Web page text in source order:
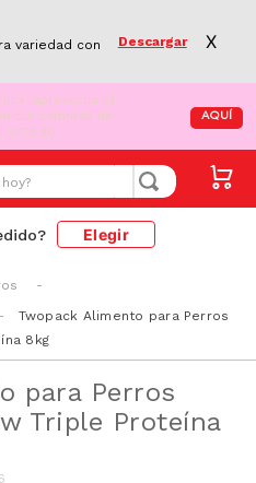
variedad con
Descargar X
Aprovecha el
tus compras de
S/79.90
AQUÍ
Elegir
Twopack Alimento para Perros
8kg
para Perros
Triple Proteína